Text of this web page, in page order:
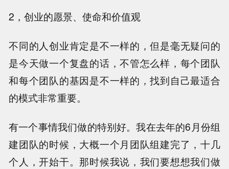
2，创业的愿景、使命和价值观
不同的人创业肯定是不一样的，但是毫无疑问的
是今天做一个复盘的话，不管怎么样，每个团队
和每个团队的基因是不一样的，找到自己最适合
的模式非常重要。
有一个事情我们做的特别好。我在去年的6月份组
建团队的时候，大概一个月团队组建完了，十几
个人，开始干。那时候我说，我们要想想我们做